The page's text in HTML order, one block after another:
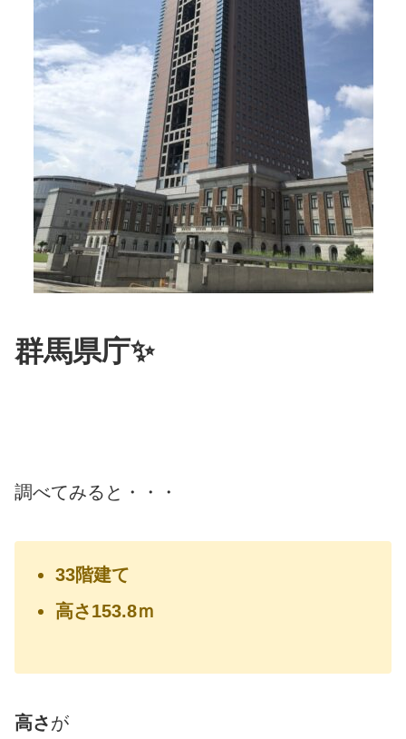
群馬県庁✨
調べてみると・・・
33階建て
高さ153.8ｍ
高さが